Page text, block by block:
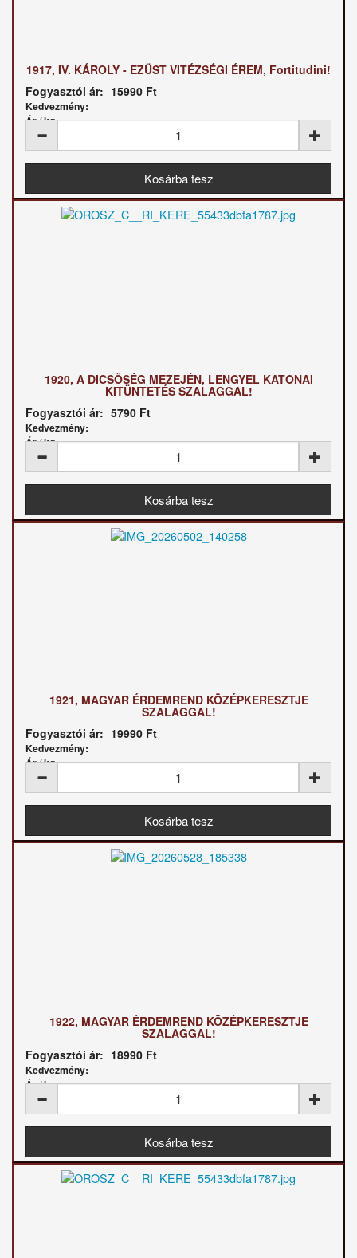
1917, IV. KÁROLY - EZÜST VITÉZSÉGI ÉREM, Fortitudini!
Fogyasztói ár: 15990 Ft
Kedvezmény:
Ár / kg:
1920, A DICSŐSÉG MEZEJÉN, LENGYEL KATONAI
KITÜNTETÉS SZALAGGAL!
Fogyasztói ár: 5790 Ft
Kedvezmény:
Ár / kg:
1921, MAGYAR ÉRDEMREND KÖZÉPKERESZTJE
SZALAGGAL!
Fogyasztói ár: 19990 Ft
Kedvezmény:
Ár / kg:
1922, MAGYAR ÉRDEMREND KÖZÉPKERESZTJE
SZALAGGAL!
Fogyasztói ár: 18990 Ft
Kedvezmény:
Ár / kg: